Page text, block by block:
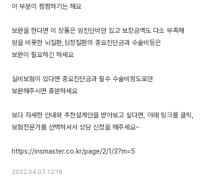
이 부분이 찜찜하기는 해요
보완을 한다면 이 상품은 암진단비만 있고 보장금액도 다소 부족해
암을 비롯한 뇌질환,심장질환의 중요진단금과 수술비등은
보완이 필요하긴 하세요
실비보험이 있다면 중요진단금과 필수 수술비정도로만
보완해주시면 충분하세요
보다 자세한 안내와 추천설계안을 받아보고 싶다면, 아래 링크를 클릭,
보험전문가를 선택하셔서 상담 신청을 해주세요~
2022.04.07. 12:18